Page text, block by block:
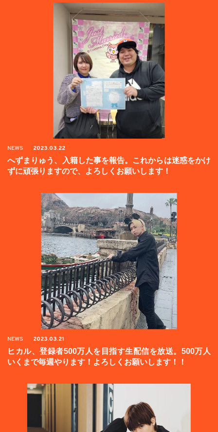
NEWS 2023.03.22
へずまりゅう、入籍した事を報告。これからは迷惑をかけ
ずに頑張りますので、よろしくお願いします！
NEWS 2023.03.21
ヒカル、登録者500万人を目指す生配信を放送。500万人
いくまで毎週やります！よろしくお願いします！！